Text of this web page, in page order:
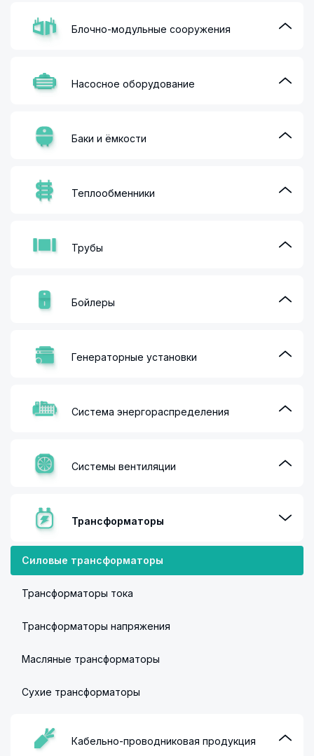
Блочно-модульные сооружения
Насосное оборудование
Баки и ёмкости
Теплообменники
Трубы
Бойлеры
Генераторные установки
Система энергораспределения
Системы вентиляции
Трансформаторы
Силовые трансформаторы
Трансформаторы тока
Трансформаторы напряжения
Масляные трансформаторы
Сухие трансформаторы
Кабельно-проводниковая продукция